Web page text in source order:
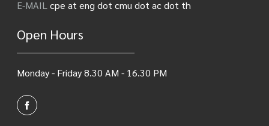
E-MAILcpe at eng dot cmu dot ac dot th
Open Hours
Monday - Friday 8.30 AM - 16.30 PM